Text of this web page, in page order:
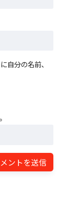
自分の名前、